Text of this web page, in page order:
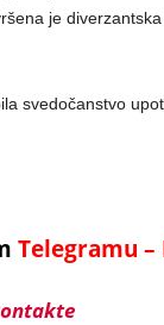
je
svedočanstvo
Telegramu –